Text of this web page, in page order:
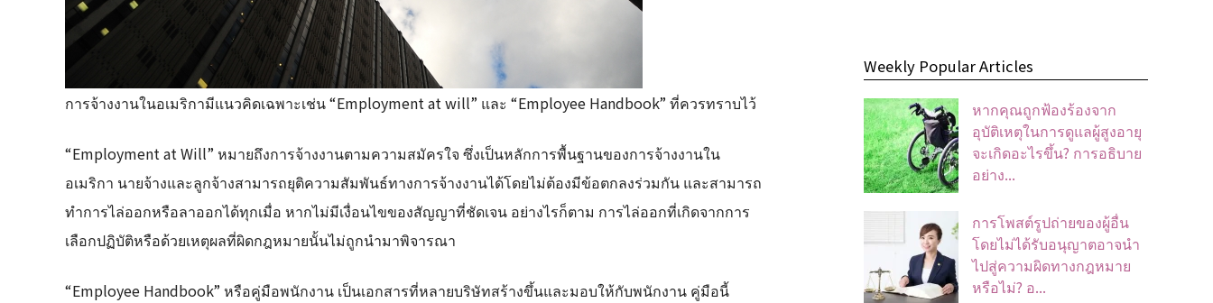
การจ้างงานในอเมริกามีแนวคิดเฉพาะเช่น “Employment at will” และ “Employee Handbook” ที่ควรทราบไว้
“Employment at Will” หมายถึงการจ้างงานตามความสมัครใจ ซึ่งเป็นหลักการพื้นฐานของการจ้างงานใน
อเมริกา นายจ้างและลูกจ้างสามารถยุติความสัมพันธ์ทางการจ้างงานได้โดยไม่ต้องมีข้อตกลงร่วมกัน และสามารถ
ทำการไล่ออกหรือลาออกได้ทุกเมื่อ หากไม่มีเงื่อนไขของสัญญาที่ชัดเจน อย่างไรก็ตาม การไล่ออกที่เกิดจากการ
เลือกปฏิบัติหรือด้วยเหตุผลที่ผิดกฎหมายนั้นไม่ถูกนำมาพิจารณา
“Employee Handbook” หรือคู่มือพนักงาน เป็นเอกสารที่หลายบริษัทสร้างขึ้นและมอบให้กับพนักงาน คู่มือนี้
Weekly Popular Articles
หากคุณถูกฟ้องร้องจาก
อุบัติเหตุในการดูแลผู้สูงอายุ
จะเกิดอะไรขึ้น? การอธิบาย
อย่าง...
การโพสต์รูปถ่ายของผู้อื่น
โดยไม่ได้รับอนุญาตอาจนํา
ไปสู่ความผิดทางกฎหมาย
หรือไม่? อ...